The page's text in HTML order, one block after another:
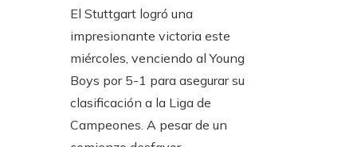
El Stuttgart logró una
impresionante victoria este
miércoles, venciendo al Young
Boys por 5-1 para asegurar su
clasificación a la Liga de
Campeones. A pesar de un